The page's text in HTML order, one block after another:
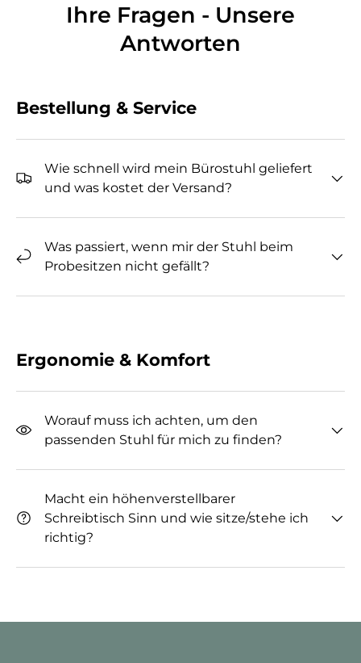
Ihre Fragen - Unsere
Antworten
Bestellung & Service
Wie schnell wird mein Bürostuhl geliefert
und was kostet der Versand?
Was passiert, wenn mir der Stuhl beim
Probesitzen nicht gefällt?
Ergonomie & Komfort
Worauf muss ich achten, um den
passenden Stuhl für mich zu finden?
Macht ein höhenverstellbarer
Schreibtisch Sinn und wie sitze/stehe ich
richtig?